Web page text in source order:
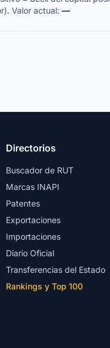
Valor actual: —
Directorios
Buscador de RUT
Marcas INAPI
Patentes
Exportaciones
Importaciones
Diario Oficial
Transferencias del Estado
Rankings y Top 100